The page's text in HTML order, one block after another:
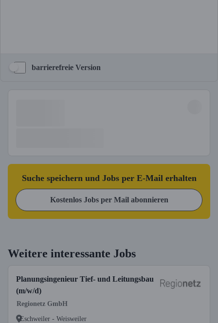
barrierefreie Version
Suche speichern und Jobs per E-Mail erhalten
Kostenlos Jobs per Mail abonnieren
Weitere interessante Jobs
Planungsingenieur Tief- und Leitungsbau
(m/w/d)
Regionetz GmbH
Eschweiler - Weisweiler